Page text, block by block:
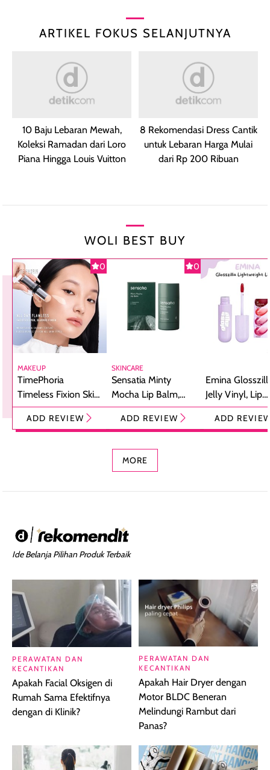
ARTIKEL FOKUS SELANJUTNYA
10 Baju Lebaran Mewah,
Koleksi Ramadan dari Loro
Piana Hingga Louis Vuitton
8 Rekomendasi Dress Cantik
untuk Lebaran Harga Mulai
dari Rp 200 Ribuan
WOLI BEST BUY
0
MAKEUP
TimePhoria
Timeless Fixion Skin
Tint Stick,
Foundation dan
ADD REVIEW
0
SKINCARE
Sensatia Minty
Mocha Lip Balm,
Pelembap Bibir
dengan Aroma
ADD REVIEW
Emina
Jelly Vinyl, Lip
Cream Glossy
Ringan
ADD
MORE
Ide Belanja Pilihan Produk Terbaik
PERAWATAN DAN
KECANTIKAN
Apakah Facial Oksigen di
Rumah Sama Efektifnya
dengan di Klinik?
PERAWATAN DAN
KECANTIKAN
Apakah Hair Dryer dengan
Motor BLDC Beneran
Melindungi Rambut dari
Panas?